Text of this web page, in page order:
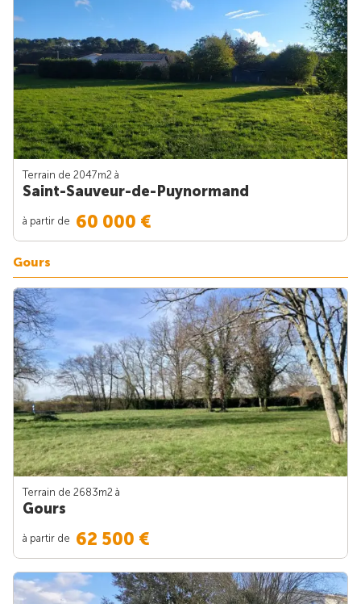
Terrain de 2047m2 à
Saint-Sauveur-de-Puynormand
à partir de 60 000 €
Gours
Terrain de 2683m2 à
Gours
à partir de 62 500 €